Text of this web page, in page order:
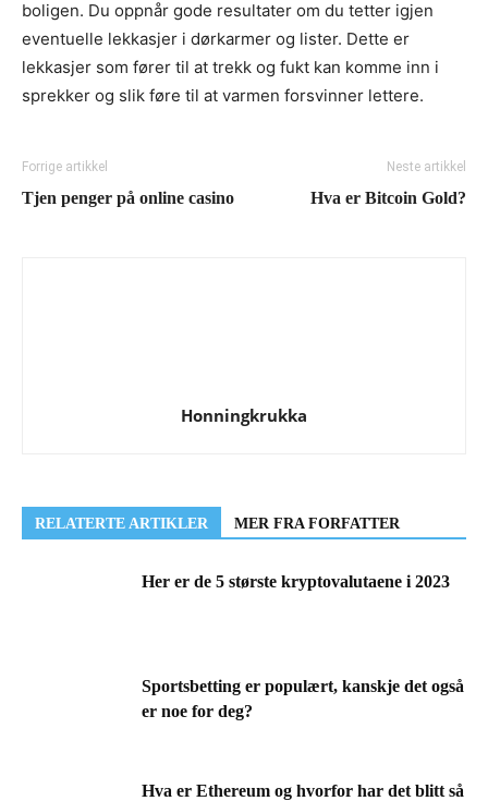
boligen. Du oppnår gode resultater om du tetter igjen
eventuelle lekkasjer i dørkarmer og lister. Dette er
lekkasjer som fører til at trekk og fukt kan komme inn i
sprekker og slik føre til at varmen forsvinner lettere.
Forrige artikkel
Tjen penger på online casino
Neste artikkel
Hva er Bitcoin Gold?
Honningkrukka
RELATERTE ARTIKLER MER FRA FORFATTER
Her er de 5 største kryptovalutaene i 2023
Sportsbetting er populært, kanskje det også
er noe for deg?
Hva er Ethereum og hvorfor har det blitt så